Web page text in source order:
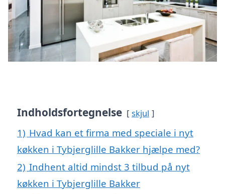
Indholdsfortegnelse skjul
1) Hvad kan et firma med speciale i nyt
køkken i Tybjerglille Bakker hjælpe med?
2) Indhent altid mindst 3 tilbud på nyt
køkken i Tybjerglille Bakker